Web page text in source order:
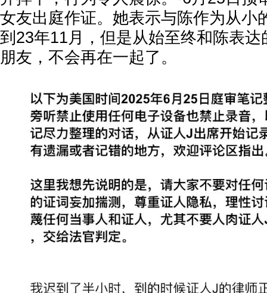
女友出庭作证。她表示与陈作为从小
到23年11月，但是从始至终和陈表
朋友，不会再在一起了。